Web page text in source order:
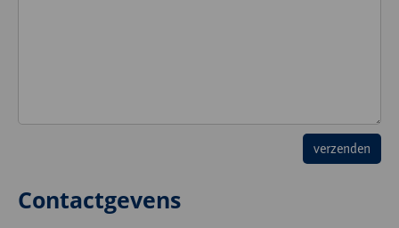
Contactgevens